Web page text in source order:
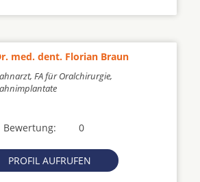
med. dent. Florian Braun
FA für Oralchirurgie,
0
Bewertung:
PROFIL AUFRUFEN